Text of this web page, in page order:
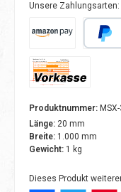
Unsere Zahlungsarten:
Produktnummer:
Länge: 20 mm
Breite: 1.000 mm
Gewicht: 1 kg
Dieses Produkt